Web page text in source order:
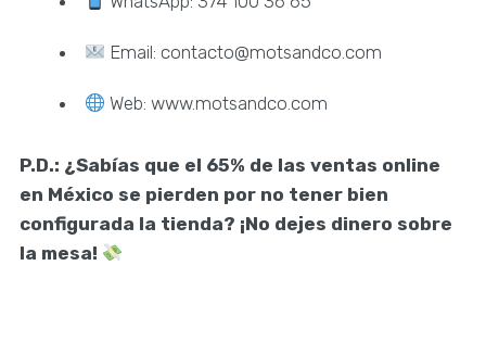
Email: contacto@motsandco.com
Web: www.motsandco.com
P.D.: ¿Sabías que el 65% de las ventas online
en México se pierden por no tener bien
configurada la tienda? ¡No dejes dinero sobre
la mesa!